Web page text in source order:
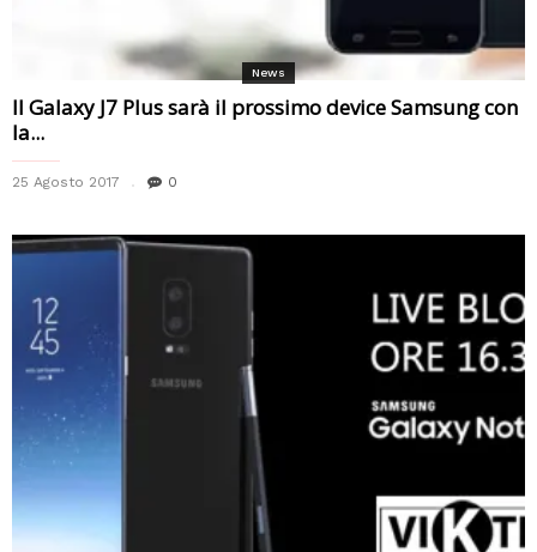
News
Il Galaxy J7 Plus sarà il prossimo device Samsung con
la...
25 Agosto 2017 0